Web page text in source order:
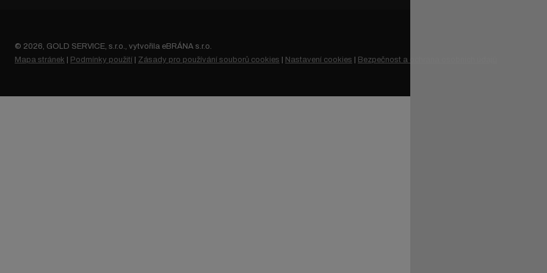
© 2026, GOLD SERVICE, s.r.o., vytvořila eBRÁNA s.r.o.
Mapa stránek
Podmínky použití Zásady pro používání souborů cookies Nastavení cookies Bezpečnost a ochrana osobních údajů